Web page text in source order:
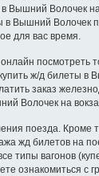
Волочек
Вышний
для вас время.
ж/д билеты
заказ
Волочек на
поезда.
жд билетов
вагонов
ознакомиться с